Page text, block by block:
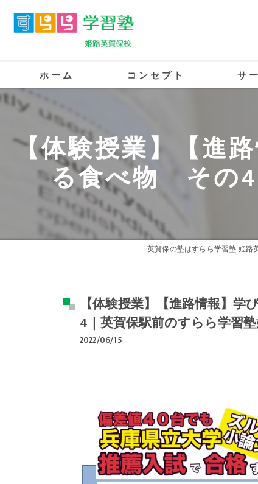
ホーム コンセプト
英賀保の塾･すらら学習塾 姫路英賀
英賀保の塾･すらら学習塾 姫路英賀
サ
【体験授業】【進
る食べ物 その4
英賀保の塾はすらら学習塾 姫路
【体験授業】【進路情報】
4｜英賀保駅前のすらら学習
2022/06/15